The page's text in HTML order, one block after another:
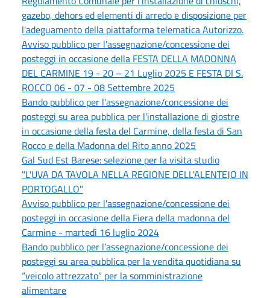
gazebo, dehors ed elementi di arredo e disposizione per
l'adeguamento della piattaforma telematica Autorizzo.
Avviso pubblico per l'assegnazione/concessione dei
posteggi in occasione deIla FESTA DELLA MADONNA
DEL CARMINE 19 - 20 – 21 Luglio 2025 E FESTA DI S.
ROCCO 06 - 07 - 08 Settembre 2025
Bando pubblico per l'assegnazione/concessione dei
posteggi su area pubblica per l'installazione di giostre
in occasione della festa del Carmine, della festa di San
Rocco e della Madonna del Rito anno 2025
Gal Sud Est Barese: selezione per la visita studio
"L'UVA DA TAVOLA NELLA REGIONE DELL'ALENTEJO IN
PORTOGALLO"
Avviso pubblico per l'assegnazione/concessione dei
posteggi in occasione della Fiera della madonna del
Carmine - martedì 16 luglio 2024
Bando pubblico per l’assegnazione/concessione dei
posteggi su area pubblica per la vendita quotidiana su
“veicolo attrezzato” per la somministrazione
alimentare